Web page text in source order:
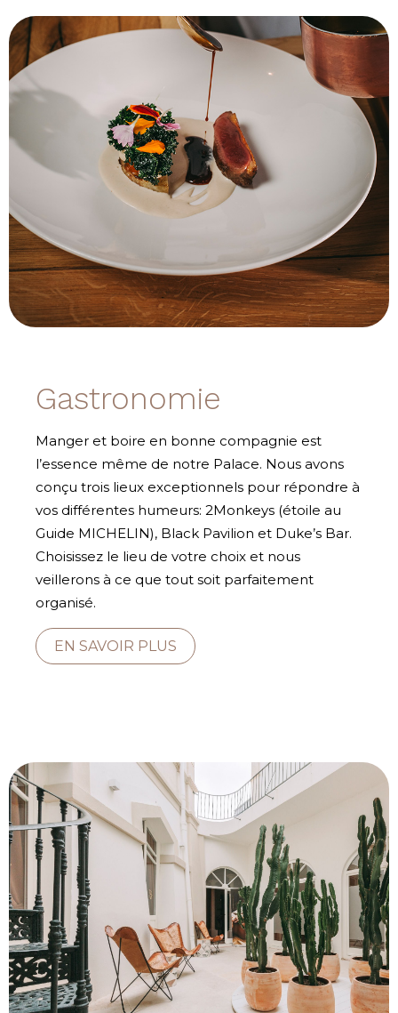
Gastronomie
Manger et boire en bonne compagnie est
l’essence même de notre Palace. Nous avons
conçu trois lieux exceptionnels pour répondre à
vos différentes humeurs: 2Monkeys (étoile au
Guide MICHELIN), Black Pavilion et Duke’s Bar.
Choisissez le lieu de votre choix et nous
veillerons à ce que tout soit parfaitement
organisé.
EN SAVOIR PLUS